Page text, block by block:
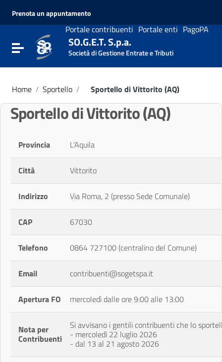
Vai al menu di navigazione
Prenota un appuntamento
Portale contribuenti Portale enti PagoPA
Attiva / disattiva la navigazione
SO.G.E.T. S.p.a.
Società di Gestione Entrate e Tributi
Home / Sportello / Sportello di Vittorito (AQ)
Sportello di Vittorito (AQ)
Provincia L'Aquila
Città Vittorito
Indirizzo Via Roma, 2 (presso Sede Comunale)
CAP 67030
Telefono 0864 727100 (centralino del Comune)
Email contribuenti@sogetspa.it
Apertura FO mercoledì dalle ore 9:00 alle 13:00
Nota per
Contribuenti
Si avvisano i gentili contribuenti che lo
- mercoledì 22 luglio 2026
- dal 13 al 21 agosto 2026